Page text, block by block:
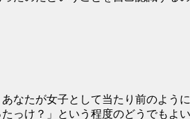
なたが女子として当たり前のよう
っけ？」という程度のどうでもよ